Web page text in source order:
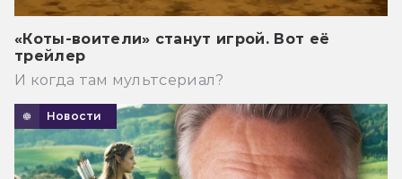
«Коты-воители» станут игрой. Вот её
трейлер
И когда там мультсериал?
Новости